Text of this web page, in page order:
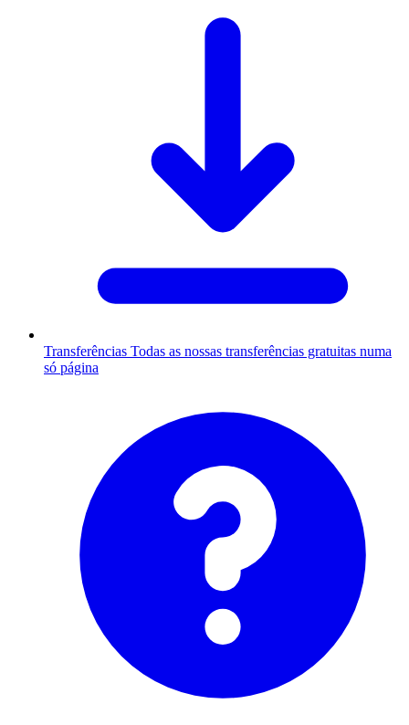
Transferências Todas as nossas transferências gratuitas numa
só página